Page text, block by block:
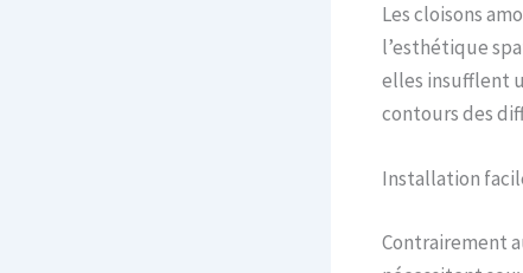
Les cloisons
l’esthétique
elles insufflent
contours des
Installation
Contrairement